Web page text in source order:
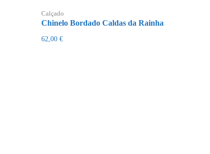
Calçado
Chinelo Bordado Caldas da Rainha
62,00 €